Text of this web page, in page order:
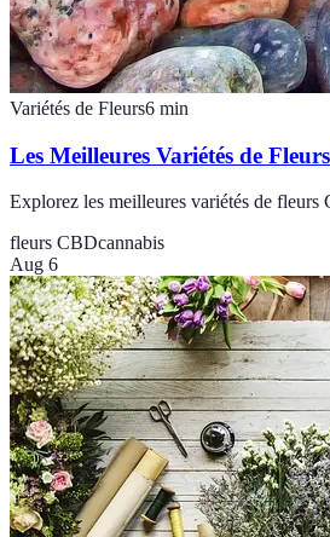
Variétés de Fleurs6 min
Les Meilleures Variétés de
Explorez les meilleures variétés de fleurs
fleurs CBDcannabis
Aug 6